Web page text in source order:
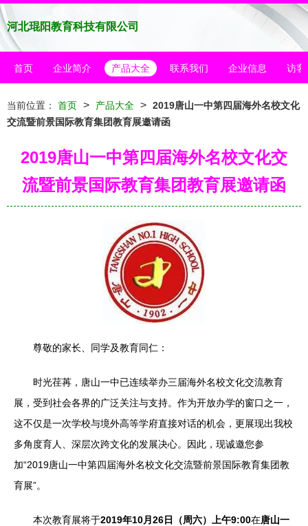
河北琨阳教育科技有限公司
首页 企业简介 产品大全 联系我们 企业信息 访客
当前位置： 首页 > 产品大全 > 2019唐山一中第四届海外名校文化
交流暨前景国际教育集团教育展邀请函
2019唐山一中第四届海外名校文化交
流暨前景国际教育集团教育展邀请函
尊敬的家长、同学及教育同仁：
时光荏苒，唐山一中已连续举办三届海外名校文化交流教育
展，受到社会各界的广泛关注与支持。作为开放办学的窗口之一，
这不仅是一次学校与境外高等学府直接对话的机会，更展现出我校
多角度育人、深层次跨文化的发展决心。因此，现诚邀您参
加“2019唐山一中第四届海外名校文化交流暨前景国际教育集团教
育展”。
本次教育展将于2019年10月26日（周六）上午9:00在唐山一